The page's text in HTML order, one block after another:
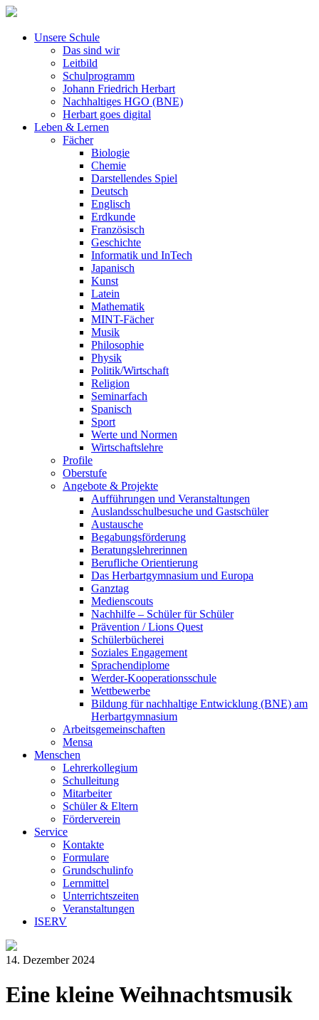
Unsere Schule
Das sind wir
Leitbild
Schulprogramm
Johann Friedrich Herbart
Nachhaltiges HGO (BNE)
Herbart goes digital
Leben & Lernen
Fächer
Biologie
Chemie
Darstellendes Spiel
Deutsch
Englisch
Erdkunde
Französisch
Geschichte
Informatik und InTech
Japanisch
Kunst
Latein
Mathematik
MINT-Fächer
Musik
Philosophie
Physik
Politik/Wirtschaft
Religion
Seminarfach
Spanisch
Sport
Werte und Normen
Wirtschaftslehre
Profile
Oberstufe
Angebote & Projekte
Aufführungen und Veranstaltungen
Auslandsschulbesuche und Gastschüler
Austausche
Begabungsförderung
Beratungslehrerinnen
Berufliche Orientierung
Das Herbartgymnasium und Europa
Ganztag
Medienscouts
Nachhilfe – Schüler für Schüler
Prävention / Lions Quest
Schülerbücherei
Soziales Engagement
Sprachendiplome
Werder-Kooperationsschule
Wettbewerbe
Bildung für nachhaltige Entwicklung (BNE) am
Herbartgymnasium
Arbeitsgemeinschaften
Mensa
Menschen
Lehrerkollegium
Schulleitung
Mitarbeiter
Schüler & Eltern
Förderverein
Service
Kontakte
Formulare
Grundschulinfo
Lernmittel
Unterrichtszeiten
Veranstaltungen
ISERV
14. Dezember 2024
Eine kleine Weihnachtsmusik